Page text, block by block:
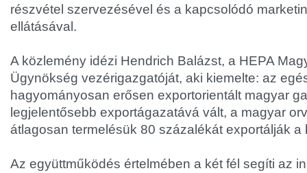
részvétel szervezésével és a kapcsolódó
ellátásával.
A közlemény idézi Hendrich Balázst, a HEPA
Ügynökség vezérigazgatóját, aki kiemelte: az
hagyományosan erősen exportorientált magyar
legjelentősebb exportágazatává vált, a magyar
átlagosan termelésük 80 százalékát exportálják a
Az együttműködés értelmében a két fél segíti az